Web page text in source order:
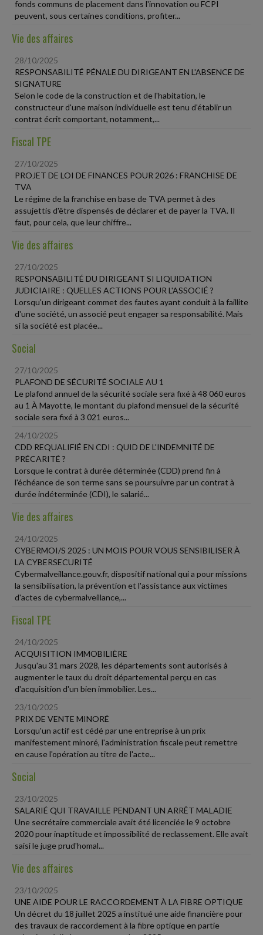
fonds communs de placement dans l'innovation ou FCPI
peuvent, sous certaines conditions, profiter...
Vie des affaires
28/10/2025
RESPONSABILITÉ PÉNALE DU DIRIGEANT EN L'ABSENCE DE
SIGNATURE
Selon le code de la construction et de l'habitation, le
constructeur d'une maison individuelle est tenu d'établir un
contrat écrit comportant, notamment,...
Fiscal TPE
27/10/2025
PROJET DE LOI DE FINANCES POUR 2026 : FRANCHISE DE
TVA
Le régime de la franchise en base de TVA permet à des
assujettis d'être dispensés de déclarer et de payer la TVA. Il
faut, pour cela, que leur chiffre...
Vie des affaires
27/10/2025
RESPONSABILITÉ DU DIRIGEANT SI LIQUIDATION
JUDICIAIRE : QUELLES ACTIONS POUR L'ASSOCIÉ ?
Lorsqu'un dirigeant commet des fautes ayant conduit à la faillite
d'une société, un associé peut engager sa responsabilité. Mais
si la société est placée...
Social
27/10/2025
PLAFOND DE SÉCURITÉ SOCIALE AU 1
Le plafond annuel de la sécurité sociale sera fixé à 48 060 euros
au 1 À Mayotte, le montant du plafond mensuel de la sécurité
sociale sera fixé à 3 021 euros...
24/10/2025
CDD REQUALIFIÉ EN CDI : QUID DE L'INDEMNITÉ DE
PRÉCARITÉ ?
Lorsque le contrat à durée déterminée (CDD) prend fin à
l'échéance de son terme sans se poursuivre par un contrat à
durée indéterminée (CDI), le salarié...
Vie des affaires
24/10/2025
CYBERMOI/S 2025 : UN MOIS POUR VOUS SENSIBILISER À
LA CYBERSECURITÉ
Cybermalveillance.gouv.fr, dispositif national qui a pour missions
la sensibilisation, la prévention et l'assistance aux victimes
d'actes de cybermalveillance,...
Fiscal TPE
24/10/2025
ACQUISITION IMMOBILIÈRE
Jusqu'au 31 mars 2028, les départements sont autorisés à
augmenter le taux du droit départemental perçu en cas
d'acquisition d'un bien immobilier. Les...
23/10/2025
PRIX DE VENTE MINORÉ
Lorsqu'un actif est cédé par une entreprise à un prix
manifestement minoré, l'administration fiscale peut remettre
en cause l'opération au titre de l'acte...
Social
23/10/2025
SALARIÉ QUI TRAVAILLE PENDANT UN ARRÊT MALADIE
Une secrétaire commerciale avait été licenciée le 9 octobre
2020 pour inaptitude et impossibilité de reclassement. Elle avait
saisi le juge prud'homal...
Vie des affaires
23/10/2025
UNE AIDE POUR LE RACCORDEMENT À LA FIBRE OPTIQUE
Un décret du 18 juillet 2025 a institué une aide financière pour
des travaux de raccordement à la fibre optique en partie